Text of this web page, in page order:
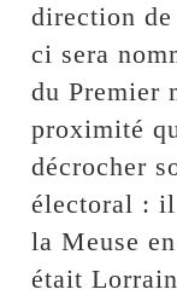
direction
ci sera
du Premier
proximité
décrocher
électoral : il
la Meuse
était